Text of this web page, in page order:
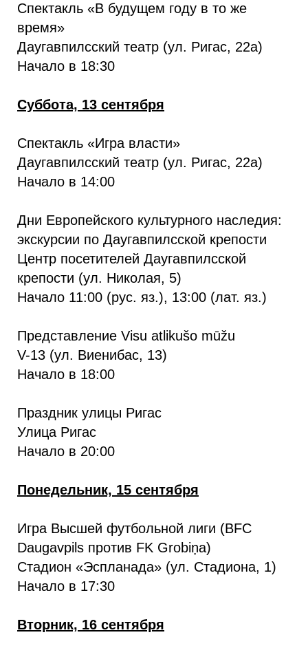
Спектакль «В будущем году в то же
время»
Даугавпилсский театр (ул. Ригас, 22а)
Начало в 18:30
Суббота, 13 сентября
Спектакль «Игра власти»
Даугавпилсский театр (ул. Ригас, 22а)
Начало в 14:00
Дни Европейского культурного наследия:
экскурсии по Даугавпилсской крепости
Центр посетителей Даугавпилсской
крепости (ул. Николая, 5)
Начало 11:00 (рус. яз.), 13:00 (лат. яз.)
Представление Visu atlikušo mūžu
V-13 (ул. Виенибас, 13)
Начало в 18:00
Праздник улицы Ригас
Улица Ригас
Начало в 20:00
Понедельник, 15 сентября
Игра Высшей футбольной лиги (BFC
Daugavpils против FK Grobiņa)
Стадион «Эспланада» (ул. Стадиона, 1)
Начало в 17:30
Вторник, 16 сентября